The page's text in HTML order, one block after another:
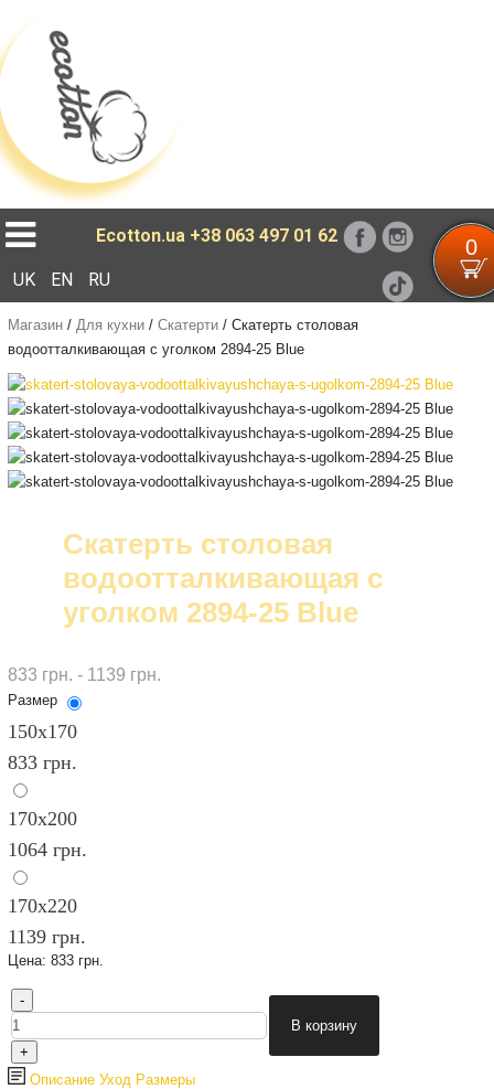
Ecotton.ua +38 063 497 01 62 0
UK EN RU
Магазин/ Для кухни/ Скатерти/ Cкатерть столовая
водоотталкивающая с уголком 2894-25 Blue
Cкатерть столовая
водоотталкивающая с
уголком 2894-25 Blue
833 грн. - 1139 грн.
Размер
150х170
833 грн.
170х200
1064 грн.
170х220
1139 грн.
Цена: 833 грн.
Описание Уход Размеры